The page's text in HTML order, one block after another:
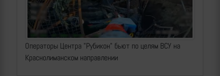
Операторы Центра "Рубикон" бьют по целям ВСУ на
Краснолиманском направлении